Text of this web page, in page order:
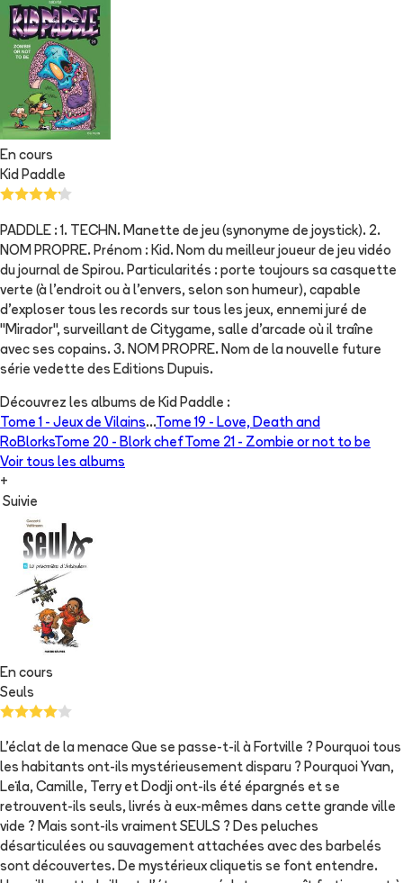
En cours
Kid Paddle
PADDLE : 1. TECHN. Manette de jeu (synonyme de joystick). 2.
NOM PROPRE. Prénom : Kid. Nom du meilleur joueur de jeu vidéo
du journal de Spirou. Particularités : porte toujours sa casquette
verte (à l'endroit ou à l'envers, selon son humeur), capable
d'exploser tous les records sur tous les jeux, ennemi juré de
"Mirador", surveillant de Citygame, salle d'arcade où il traîne
avec ses copains. 3. NOM PROPRE. Nom de la nouvelle future
série vedette des Editions Dupuis.
Découvrez les albums de Kid Paddle :
Tome 1 - Jeux de Vilains...Tome 19 - Love, Death and
RoBlorksTome 20 - Blork chef Tome 21 - Zombie or not to be
Voir tous les albums
+
Suivie
En cours
Seuls
L'éclat de la menace Que se passe-t-il à Fortville ? Pourquoi tous
les habitants ont-ils mystérieusement disparu ? Pourquoi Yvan,
Leïla, Camille, Terry et Dodji ont-ils été épargnés et se
retrouvent-ils seuls, livrés à eux-mêmes dans cette grande ville
vide ? Mais sont-ils vraiment SEULS ? Des peluches
désarticulées ou sauvagement attachées avec des barbelés
sont découvertes. De mystérieux cliquetis se font entendre.